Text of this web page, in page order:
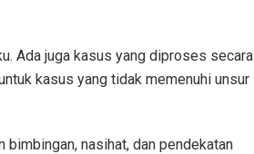
Ada juga kasus yang diproses secara
kasus yang tidak memenuhi unsur
bimbingan, nasihat, dan pendekatan